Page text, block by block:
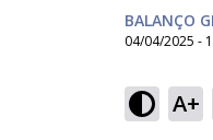
BALANÇO
04/04/2025 -
A+